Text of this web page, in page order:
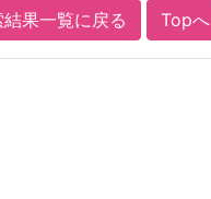
果一覧に戻る Topへ